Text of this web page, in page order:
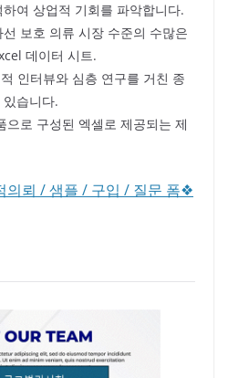
여 상업적 기회를 파악합니다.
보호 의류 시장 수준의 수많은
데이터 시트.
인터뷰와 심층 연구를 거친 종
습니다.
으로 구성된 엑셀로 제공되는 제
의뢰 / 샘플 / 구입 / 질문 폼❖